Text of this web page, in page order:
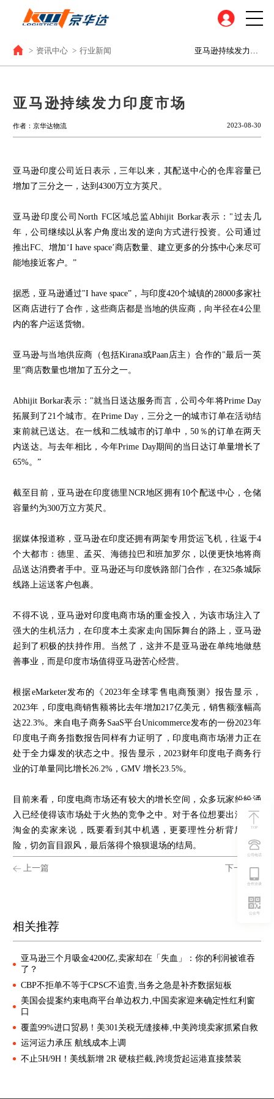
TOP
公司电话
合作洽谈
公众号
> 资讯中心 > 行业新闻
亚马逊持续发力印度市场
作者：京华达物流 2023-08-30
亚马逊印度公司近日表示，三年以来，其配送中心的仓库容量已
增加了三分之一，达到4300万立方英尺。
亚马逊印度公司North FC区域总监Abhijit Borkar表示："过去几
年，公司继续以从客户角度出发的逆向方式进行投资。公司通过
推出FC、增加‘I have space’商店数量、建立更多的分拣中心来尽可
能地接近客户。”
据悉，亚马逊通过"I have space”，与印度420个城镇的28000多家社
区商店进行了合作，这些商店都是当地的供应商，向半径在4公里
内的客户运送货物。
亚马逊与当地供应商（包括Kirana或Paan店主）合作的"最后一英
里”商店数量也增加了五分之一。
Abhijit Borkar表示："就当日送达服务而言，公司今年将Prime Day
拓展到了21个城市。在Prime Day，三分之一的城市订单在活动结
束前就已送达。在一线和二线城市的订单中，50％的订单在两天
内送达。与去年相比，今年Prime Day期间的当日达订单量增长了
65%。”
截至目前，亚马逊在印度德里NCR地区拥有10个配送中心，仓储
容量约为300万立方英尺。
据媒体报道称，亚马逊在印度还拥有两架专用货运飞机，往返于4
个大都市：德里、孟买、海德拉巴和班加罗尔，以便更快地将商
品送达消费者手中。亚马逊还与印度铁路部门合作，在325条城际
线路上运送客户包裹。
不得不说，亚马逊对印度电商市场的重金投入，为该市场注入了
强大的生机活力，在印度本土卖家走向国际舞台的路上，亚马逊
起到了积极的扶持作用。当然了，这并不是亚马逊在单纯地做慈
善事业，而是印度市场值得亚马逊苦心经营。
根据eMarketer发布的《2023年全球零售电商预测》报告显示，
2023年，印度电商销售额将比去年增加217亿美元，销售额涨幅高
达22.3%。来自电子商务SaaS平台Unicommerce发布的一份2023年
印度电子商务指数报告同样有力证明了，印度电商市场潜力正在
处于全力爆发的状态之中。报告显示，2023财年印度电子商务行
业的订单量同比增长26.2%，GMV 增长23.5%。
目前来看，印度电商市场还有较大的增长空间，众多玩家纷纷涌
入已经使得该市场处于火热的竞争之中。对于各位想要出海印度
淘金的卖家来说，既要看到其中机遇，更要理性分析背后的风
险，切勿盲目跟风，最后落得个狼狈退场的结局。
上一篇 下一篇
相关推荐
亚马逊三个月吸金4200亿‚卖家却在「失血」：你的利润被谁吞
了？
CBP不拒单不等于CPSC不追责‚当务之急是补齐数据短板
美国会提案约束电商平台单边权力‚中国卖家迎来确定性红利窗
口
覆盖99%进口贸易！美301关税无缝接棒‚中美跨境卖家抓紧自救
运河运力承压 航线成本上调
不止5H/9H！美线新增 2R 硬核拦截‚跨境货起运港直接禁装